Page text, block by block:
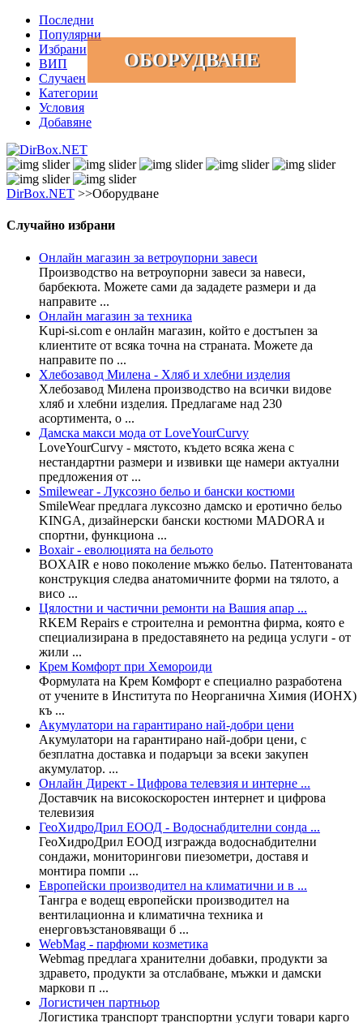
Последни
Популярни
Избрани
ВИП
Случаен
Категории
Условия
Добавяне
ОБОРУДВАНЕ
DirBox.NET >>Оборудване
Случайно избрани
Онлайн магазин за ветроупорни завеси
Производство на ветроупорни завеси за навеси,
барбекюта. Можете сами да зададете размери и да
направите ...
Онлайн магазин за техника
Kupi-si.com е онлайн магазин, който е достъпен за
клиентите от всяка точна на страната. Можете да
направите по ...
Хлебозавод Милена - Хляб и хлебни изделия
Хлебозавод Милена производство на всички видове
хляб и хлебни изделия. Предлагаме над 230
асортимента, о ...
Дамска макси мода от LoveYourCurvy
LoveYourCurvy - мястото, където всяка жена с
нестандартни размери и извивки ще намери актуални
предложения от ...
Smilewear - Луксозно бельо и бански костюми
SmileWear предлага луксозно дамско и еротично бельо
KINGA, дизайнерски бански костюми MADORA и
спортни, функциона ...
Boxair - еволюцията на бельото
BOXAIR е ново поколение мъжко бельо. Патентованата
конструкция следва анатомичните форми на тялото, а
висо ...
Цялостни и частични ремонти на Вашия апар ...
RKEM Repairs е строителна и ремонтна фирма, която е
специализирана в предоставянето на редица услуги - от
жили ...
Крем Комфорт при Хемороиди
Формулата на Крем Комфорт е специално разработена
от учените в Института по Неорганична Химия (ИОНХ)
къ ...
Акумулатори на гарантирано най-добри цени
Акумулатори на гарантирано най-добри цени, с
безплатна доставка и подаръци за всеки закупен
акумулатор. ...
Онлайн Директ - Цифрова телевзия и интерне ...
Доставчик на високоскоростен интернет и цифрова
телевизия
ГеоХидроДрил ЕООД - Водоснабдителни сонда ...
ГеоХидроДрил ЕООД изгражда водоснабдителни
сондажи, мониторингови пиезометри, доставя и
монтира помпи ...
Европейски производител на климатични и в ...
Тангра е водещ европейски производител на
вентилационна и климатична техника и
енерговъзстановяващи б ...
WebMag - парфюми козметика
Webmag предлага хранителни добавки, продукти за
здравето, продукти за отслабване, мъжки и дамски
маркови п ...
Логистичен партньор
Логистика транспорт транспортни услуги товари карго